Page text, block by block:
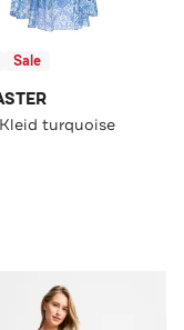
Sale
turquoise